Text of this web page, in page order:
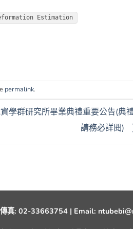
Estimation
permalink.
學群研究所畢業典禮重要公告(典
請務必詳閱)
真: 02-33663754 | Email: